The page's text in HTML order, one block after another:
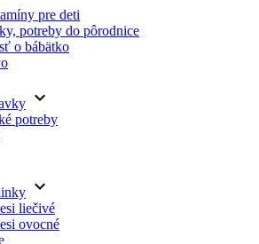
pre deti
potreby do pôrodnice
o bábätko
keyboard_arrow_down
potreby
keyboard_arrow_down
liečivé
ovocné